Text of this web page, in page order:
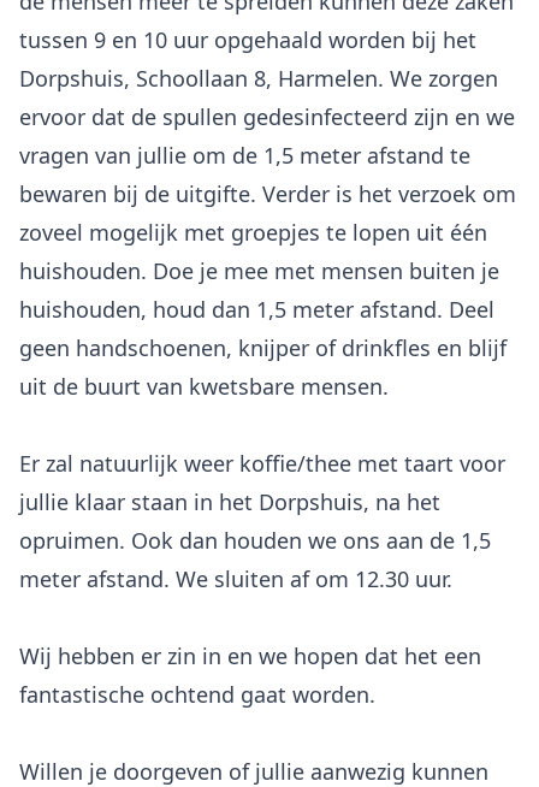
tussen 9 en 10 uur opgehaald worden bij het
Dorpshuis, Schoollaan 8, Harmelen. We zorgen
ervoor dat de spullen gedesinfecteerd zijn en we
vragen van jullie om de 1,5 meter afstand te
bewaren bij de uitgifte. Verder is het verzoek om
zoveel mogelijk met groepjes te lopen uit één
huishouden. Doe je mee met mensen buiten je
huishouden, houd dan 1,5 meter afstand. Deel
geen handschoenen, knijper of drinkfles en blijf
uit de buurt van kwetsbare mensen.
Er zal natuurlijk weer koffie/thee met taart voor
jullie klaar staan in het Dorpshuis, na het
opruimen. Ook dan houden we ons aan de 1,5
meter afstand. We sluiten af om 12.30 uur.
Wij hebben er zin in en we hopen dat het een
fantastische ochtend gaat worden.
Willen je doorgeven of jullie aanwezig kunnen